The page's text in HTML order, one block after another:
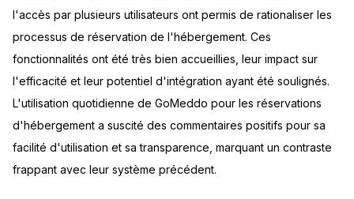
l'accès par plusieurs utilisateurs ont permis de rationaliser les
processus de réservation de l'hébergement. Ces
fonctionnalités ont été très bien accueillies, leur impact sur
l'efficacité et leur potentiel d'intégration ayant été soulignés.
L'utilisation quotidienne de GoMeddo pour les réservations
d'hébergement a suscité des commentaires positifs pour sa
facilité d'utilisation et sa transparence, marquant un contraste
frappant avec leur système précédent.